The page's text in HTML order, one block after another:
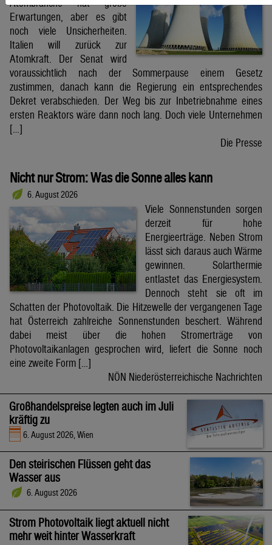
Atombranche hat große
Erwartungen, aber es gibt
noch viele Unsicherheiten.
Italien will zurück zur
Atomkraft. Der Senat wird
voraussichtlich nach der Sommerpause einem Gesetz
zustimmen, danach kann die Regierung ein entsprechendes
Dekret verabschieden. Der Weg bis zur Inbetriebnahme eines
ersten Reaktors wäre dann noch lang. Doch viele Unternehmen
[…]
Die Presse
Nicht nur Strom: Was die Sonne alles kann
6. August 2026
Viele Sonnenstunden sorgen
derzeit für hohe
Energieerträge. Neben Strom
lässt sich daraus auch Wärme
gewinnen. Solarthermie
entlastet das Energiesystem.
Dennoch steht sie oft im
Schatten der Photovoltaik. Die Hitzewelle der vergangenen Tage
hat Österreich zahlreiche Sonnenstunden beschert. Während
dabei meist über die hohen Stromerträge von
Photovoltaikanlagen gesprochen wird, liefert die Sonne noch
eine zweite Form […]
NÖN Niederösterreichische Nachrichten
Großhandelspreise legten auch im Juli
kräftig zu
6. August 2026, Wien
Den steirischen Flüssen geht das
Wasser aus
6. August 2026
Strom Photovoltaik liegt aktuell nicht
mehr weit hinter Wasserkraft